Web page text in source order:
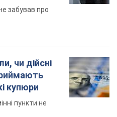
забував про
чи дійсні
купюри
пункти не